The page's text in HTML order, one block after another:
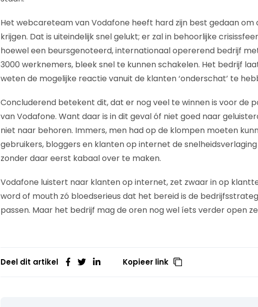
Het webcareteam van Vodafone heeft hard zijn best gedaan
krijgen. Dat is uiteindelijk snel gelukt; er zal in behoorlijke
hoewel een beursgenoteerd, internationaal opererend bedrijf
3000 werknemers, bleek snel te kunnen schakelen. Het bedrijf
weten de mogelijke reactie vanuit de klanten ‘onderschat’ te
Concluderend betekent dit, dat er nog veel te winnen is voor de
van Vodafone. Want daar is in dit geval óf niet goed naar
niet naar behoren. Immers, men had op de klompen moeten
gebruikers, bloggers en klanten op internet de
zonder daar eerst kabaal over te maken.
Vodafone luistert naar klanten op internet, zet zwaar in op
word of mouth zó bloedserieus dat het bereid is de
passen. Maar het bedrijf mag de oren nog wel íets verder open
Deel dit artikel Kopieer link